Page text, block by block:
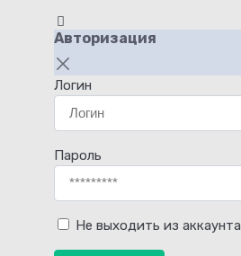
Авторизация
Логин
Пароль
Не выходить из аккаунта